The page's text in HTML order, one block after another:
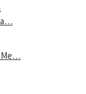
Me…